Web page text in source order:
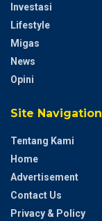
Investasi
Lifestyle
Migas
News
Opini
Site Navigation
Tentang Kami
Home
Advertisement
Contact Us
Privacy & Policy